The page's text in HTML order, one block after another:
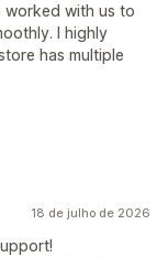
worked with us to
I highly
has multiple
18 de julho de 2026